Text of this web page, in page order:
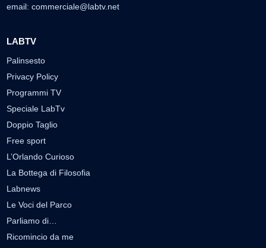
email: commerciale@labtv.net
LABTV
Palinsesto
Privacy Policy
Programmi TV
Speciale LabTv
Doppio Taglio
Free sport
L’Orlando Curioso
La Bottega di Filosofia
Labnews
Le Voci del Parco
Parliamo di…
Ricomincio da me